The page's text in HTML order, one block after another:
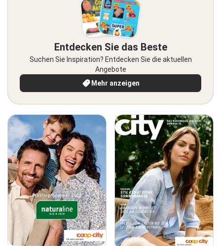
Entdecken Sie das Beste
Suchen Sie Inspiration? Entdecken Sie die aktuellen
Angebote
Mehr anzeigen